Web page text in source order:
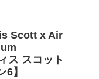
Scott x Air
ス スコット
】